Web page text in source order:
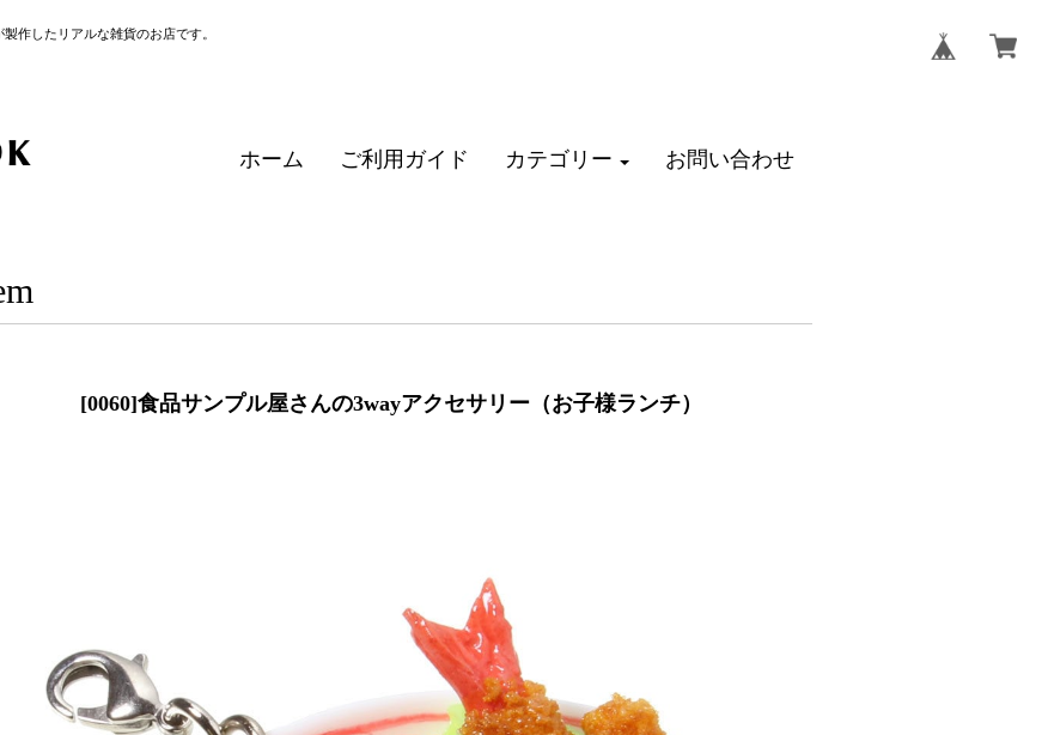
作したリアルな雑貨のお店です。
ホーム ご利用ガイド カテゴリー お問い合わせ
[0060]食品サンプル屋さんの3wayアクセサリー（お子様ランチ）